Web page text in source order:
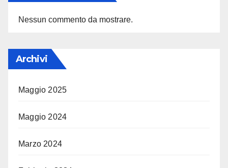
Nessun commento da mostrare.
Archivi
Maggio 2025
Maggio 2024
Marzo 2024